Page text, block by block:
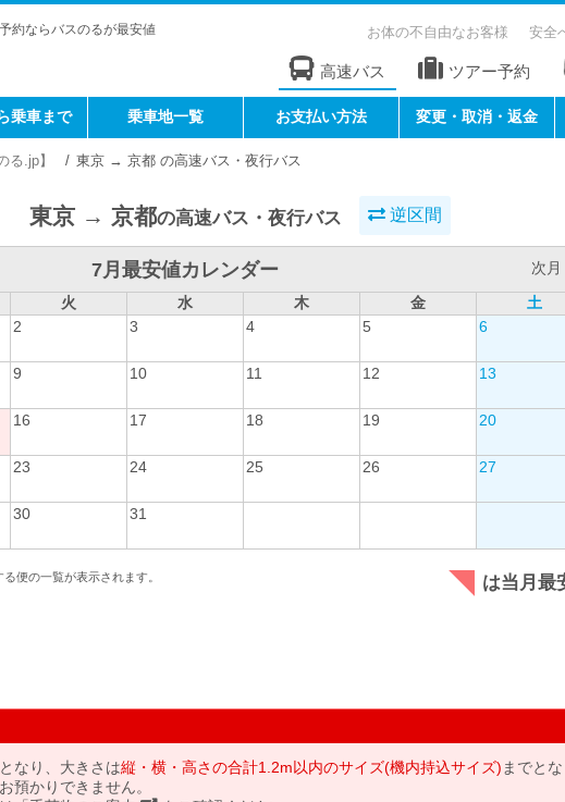
約ならバスのるが最安値 お体の不自由なお客様 安全
高速バス ツアー予約
乗車まで 乗車地一覧 お支払い方法 変更・取消・返金
る.jp】 東京 → 京都 の高速バス・夜行バス
東京 → 京都の高速バス・夜行バス 逆区間
7月最安値カレンダー
次月
火 水 木 金
土
2 3 4 5 6
9 10 11 12 13
16 17 18 19 20
23 24 25 26 27
30 31
便の一覧が表示されます。 は当月最
となり、大きさは縦・横・高さの合計1.2m以内のサイズ(機内持込サイズ) までと
預かりできません。